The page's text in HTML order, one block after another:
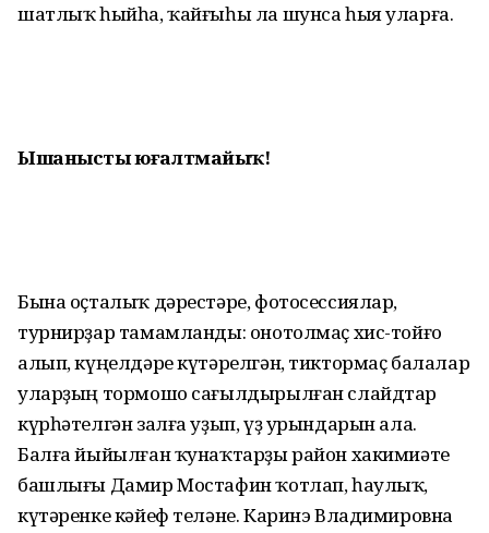
шатлыҡ һыйһа, ҡайғыһы ла шунса һыя уларға.
Ышанысты юғалтмайыҡ!
Бына оҫталыҡ дәрестәре, фотосессиялар,
турнирҙар тамамланды: онотолмаҫ хис-тойғо
алып, күңелдәре күтәрелгән, тиктормаҫ балалар
уларҙың тормошо сағыл­дырылған слайдтар
күрһәтелгән залға уҙып, үҙ урындарын ала.
Балға йыйылған ҡунаҡтарҙы район хакимиәте
башлығы Дамир Мостафин ҡотлап, һаулыҡ,
күтәренке кәйеф теләне. Каринэ Владимировна